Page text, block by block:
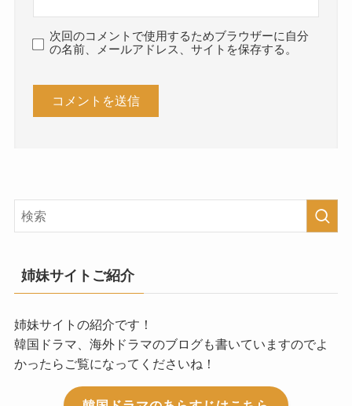
次回のコメントで使用するためブラウザーに自分
の名前、メールアドレス、サイトを保存する。
姉妹サイトご紹介
姉妹サイトの紹介です！
韓国ドラマ、海外ドラマのブログも書いていますのでよ
かったらご覧になってくださいね！